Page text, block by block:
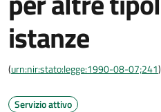
istanze
(urn:nir:stato:legge:1990-08-07;241)
Servizio attivo